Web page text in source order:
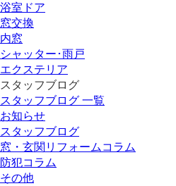
浴室ドア
窓交換
内窓
シャッター･雨戸
エクステリア
スタッフブログ
スタッフブログ 一覧
お知らせ
スタッフブログ
窓・玄関リフォームコラム
防犯コラム
その他